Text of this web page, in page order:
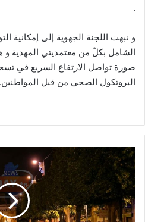
.
و نبهت اللجنة الجهوية إلى
الشامل بكلّ من معتمديتي المهدية و
صورة تواصل الارتفاع السريع في
البروتكول الصحي من قبل المواطنين.
حجر
صحي
شامل
في
ولاية
أخرى